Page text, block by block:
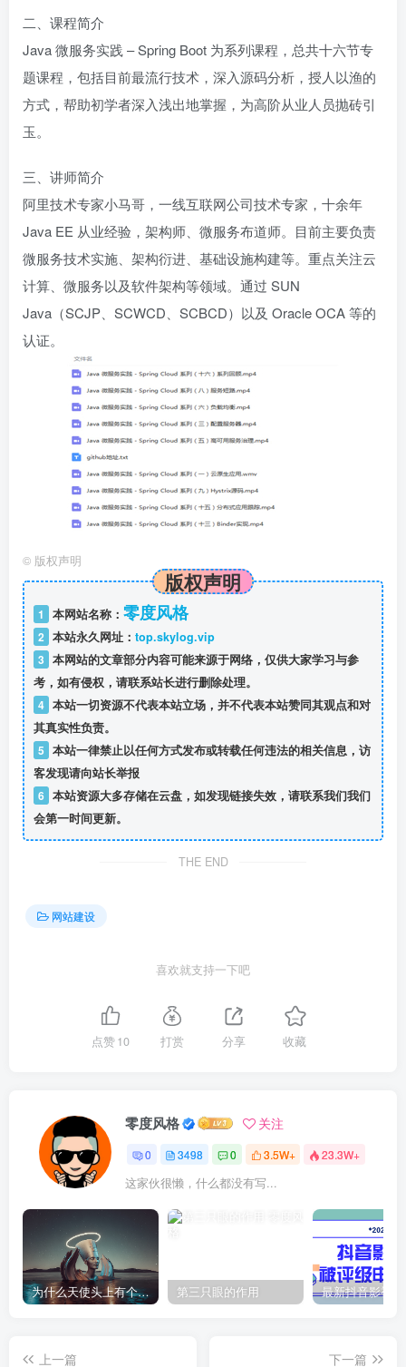
二、课程简介
Java 微服务实践 – Spring Boot 为系列课程，总共十六节专
题课程，包括目前最流行技术，深入源码分析，授人以渔的
方式，帮助初学者深入浅出地掌握，为高阶从业人员抛砖引
玉。
三、讲师简介
阿里技术专家小马哥，一线互联网公司技术专家，十余年
Java EE 从业经验，架构师、微服务布道师。目前主要负责
微服务技术实施、架构衍进、基础设施构建等。重点关注云
计算、微服务以及软件架构等领域。通过 SUN
Java（SCJP、SCWCD、SCBCD）以及 Oracle OCA 等的
认证。
© 版权声明
版权声明
1 本网站名称： 零度风格
2 本站永久网址： top.skylog.vip
3 本网站的文章部分内容可能来源于网络，仅供大家学习与参
考，如有侵权，请联系站长进行删除处理。
4 本站一切资源不代表本站立场，并不代表本站赞同其观点和对
其真实性负责。
5 本站一律禁止以任何方式发布或转载任何违法的相关信息，访
客发现请向站长举报
6 本站资源大多存储在云盘，如发现链接失效，请联系我们我们
会第一时间更新。
THE END
网站建设
喜欢就支持一下吧
点赞10 打赏 分享 收藏
零度风格 关注
0 3498 0 3.5W+ 23.3W+
这家伙很懒，什么都没有写...
为什么天使头上有个圈？ 第三只眼的作用
上一篇
下一篇